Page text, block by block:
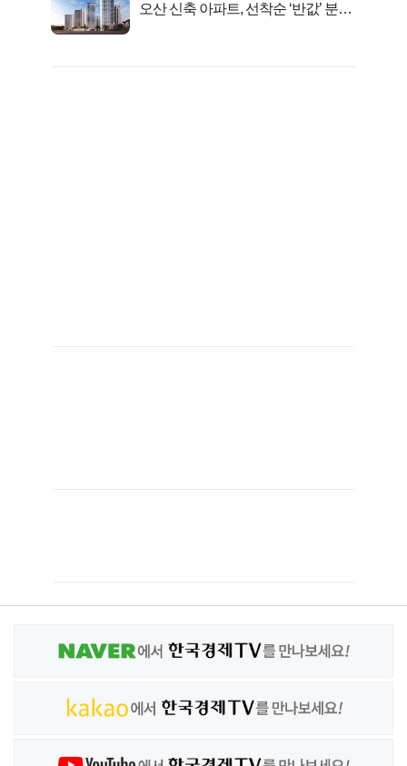
오산 신축 아파트, 선착순 ‘반값’ 분양